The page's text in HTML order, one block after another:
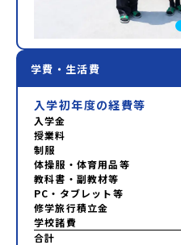
学費・生活費
入学初年度の経費等
入学金
授業料
制服
体操服・体育用品等
教科書・副教材等
PC・タブレット等
修学旅行積立金
学校諸費
合計